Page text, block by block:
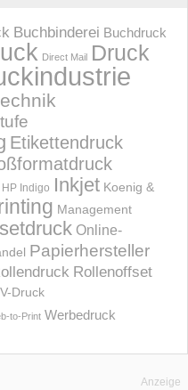
Buchbinderei Buchdruck
Direct Mail Druck
Etikettendruck
HP Indigo Inkjet Koenig &
Management
Online-
Papierhersteller
Rollenoffset
Druck
to-Print Werbedruck
Anzeige